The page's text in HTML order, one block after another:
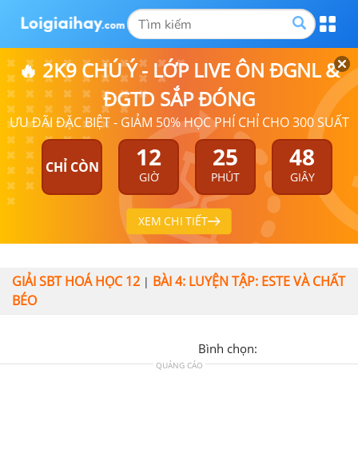
🔥 2K9 CHÚ Ý - LỚP LIVE ÔN ĐGNL &
ĐGTD SẮP ĐÓNG
ƯU ĐÃI ĐẶC BIỆT - GIẢM 50% HỌC PHÍ CHỈ CHO 300 SUẤT
CHỈ CÒN 12
GIỜ
25
PHÚT
48
GIÂY
XEM CHI TIẾT
GIẢI SBT HOÁ HỌC 12 | BÀI 4: LUYỆN TẬP: ESTE VÀ CHẤT
BÉO
Bình chọn:
QUẢNG CÁO